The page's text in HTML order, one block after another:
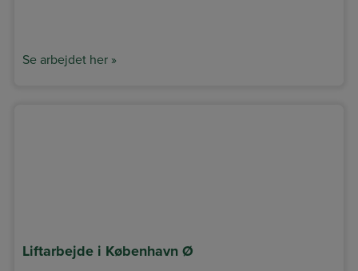
Se arbejdet her »
Liftarbejde i København Ø